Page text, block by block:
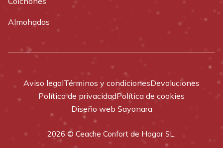
Almohadas
2026 © Ceache Confort de Hogar SL.
Aviso legalTérminos y condicionesDevoluciones
Política de privacidadPolítica de cookies
Diseño web Sayonara